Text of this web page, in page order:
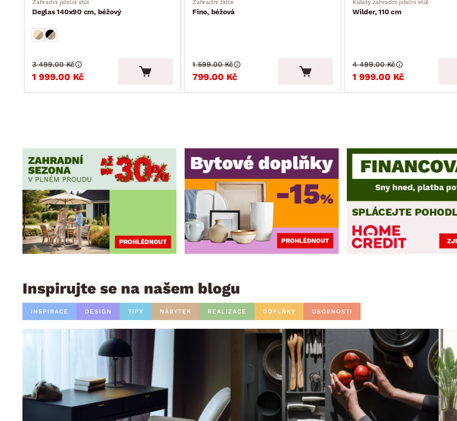
Zahradní jídelní stůl
Deglas 140x90 cm, béžový
1 999.00 Kč
3 499.00 Kč
Zahradní židle
Fino, béžová
799.00 Kč
1 599.00 Kč
Kulatý zahradní jídelní stůl
Wilder, 110 cm
1 999.00 Kč
4 499.00 Kč
Inspirujte se na našem blogu
INSPIRACE DESIGN TIPY NÁBYTEK REALIZACE DOPLŇKY OSOBNOSTI